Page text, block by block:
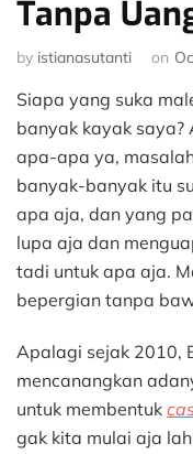
Tanpa
by istianasutanti on
Siapa yang suka
banyak kayak saya?
apa-apa ya,
banyak-banyak itu
apa aja, dan yang
lupa aja dan
tadi untuk apa aja.
bepergian tanpa
Apalagi sejak 2010,
mencanangkan
untuk membentuk
gak kita mulai aja